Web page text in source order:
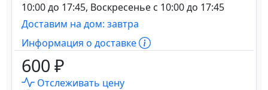
10:00 до 17:45, Воскресенье с 10:00 до 17:45
Доставим на дом: завтра
Информация о доставке
600 ₽
Отслеживать цену